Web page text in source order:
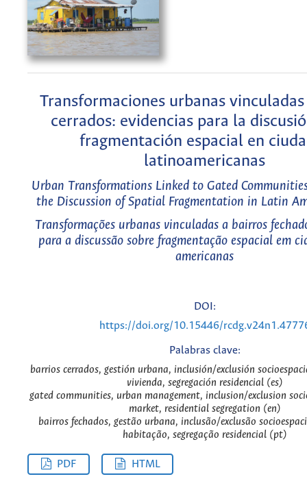
Transformaciones urbanas
cerrados: evidencias para la
fragmentación espacial en
latinoamericanas
Urban Transformations Linked to Gated
the Discussion of Spatial Fragmentation in Latin
Transformações urbanas vinculadas a bairros
para a discussão sobre fragmentação espacial em
americanas
DOI:
https://doi.org/10.15446/
Palabras clave:
barrios cerrados, gestión urbana, inclusión/exclusión
vivienda, segregación residencial (es)
gated communities, urban management, inclusion/exclusion
market, residential segregation (en)
bairros fechados, gestão urbana, inclusão/exclusão
habitação, segregação residencial (pt)
PDF HTML